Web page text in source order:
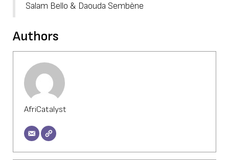
Salam Bello & Daouda Sembène
Authors
AfriCatalyst